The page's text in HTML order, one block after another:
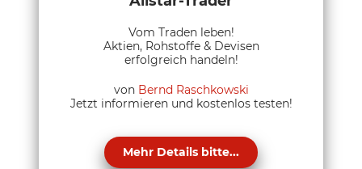
Vom Traden leben!
Aktien, Rohstoffe & Devisen
erfolgreich handeln!
von Bernd Raschkowski
Jetzt informieren und kostenlos testen!
Mehr Details bitte...